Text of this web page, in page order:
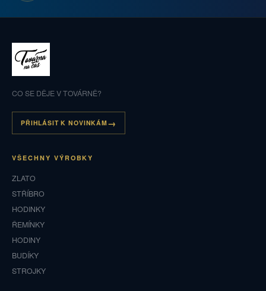
CO SE DĚJE V TOVÁRNĚ?
PŘIHLÁSIT K NOVINKÁM
VŠECHNY VÝROBKY
ZLATO
STŘÍBRO
HODINKY
ŘEMÍNKY
HODINY
BUDÍKY
STROJKY